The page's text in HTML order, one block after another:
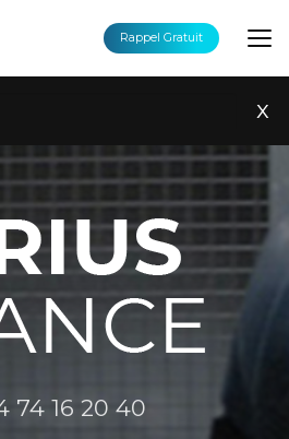
x
Rappel Gratuit
74 16 20 40